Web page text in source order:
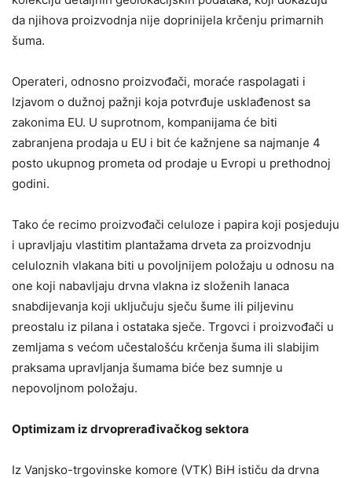
da njihova proizvodnja nije doprinijela krčenju primarnih
šuma.
Operateri, odnosno proizvođači, moraće raspolagati i
Izjavom o dužnoj pažnji koja potvrđuje usklađenost sa
zakonima EU. U suprotnom, kompanijama će biti
zabranjena prodaja u EU i bit će kažnjene sa najmanje 4
posto ukupnog prometa od prodaje u Evropi u prethodnoj
godini.
Tako će recimo proizvođači celuloze i papira koji posjeduju
i upravljaju vlastitim plantažama drveta za proizvodnju
celuloznih vlakana biti u povoljnijem položaju u odnosu na
one koji nabavljaju drvna vlakna iz složenih lanaca
snabdijevanja koji uključuju sječu šume ili piljevinu
preostalu iz pilana i ostataka sječe. Trgovci i proizvođači u
zemljama s većom učestalošću krčenja šuma ili slabijim
praksama upravljanja šumama biće bez sumnje u
nepovoljnom položaju.
Optimizam iz drvoprerađivačkog sektora
Iz Vanjsko-trgovinske komore (VTK) BiH ističu da drvna